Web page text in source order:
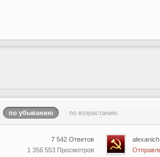
по убыванию по возрастанию
7 542 Ответов
1 356 553 Просмотров
alexanich